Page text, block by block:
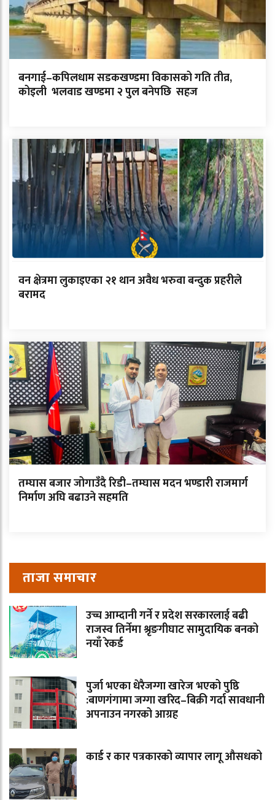
बनगाई–कपिलधाम सडकखण्डमा विकासको गति तीव्र,
कोइली भलवाड खण्डमा २ पुल बनेपछि सहज
वन क्षेत्रमा लुकाइएका २१ थान अवैध भरुवा बन्दुक प्रहरीले
बरामद
तम्घास बजार जोगाउँदै रिडी–तम्घास मदन भण्डारी राजमार्ग
निर्माण अघि बढाउने सहमति
ताजा समाचार
उच्च आम्दानी गर्ने र प्रदेश सरकारलाई बढी
राजस्व तिर्नेमा श्रृङगीघाट सामुदायिक बनको
नयाँ रेकर्ड
पुर्जा भएका धेरैजग्गा खारेज भएको पुष्ठि
:बाणगंगामा जग्गा खरिद–बिक्री गर्दा सावधानी
अपनाउन नगरको आग्रह
कार्ड र कार पत्रकारको व्यापार लागू औसधको